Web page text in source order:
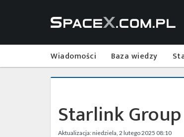
Wiadomości Baza wiedzy
Starlink Group
Aktualizacja: niedziela, 2 lutego 2025 08:10